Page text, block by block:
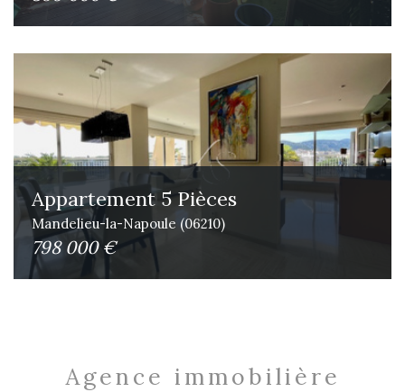
Appartement 5 Pièces
Mandelieu-la-Napoule (06210)
798 000 €
Agence immobilière